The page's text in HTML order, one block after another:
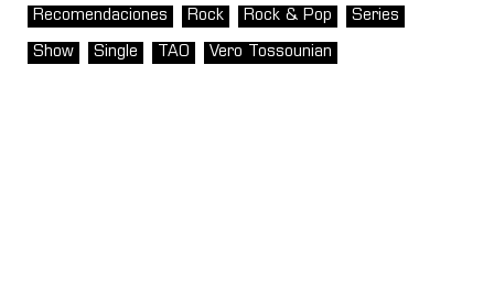
Recomendaciones Rock Rock & Pop Series
Show Single TAO Vero Tossounian